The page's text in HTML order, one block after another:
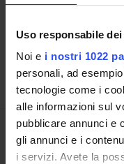
Uso responsabile
Noi e i nostri 1022
personali, ad
tecnologie come i
alle informazioni sul
pubblicare annunci e
gli annunci e i
i servizi. Avete la
Places
Calendar